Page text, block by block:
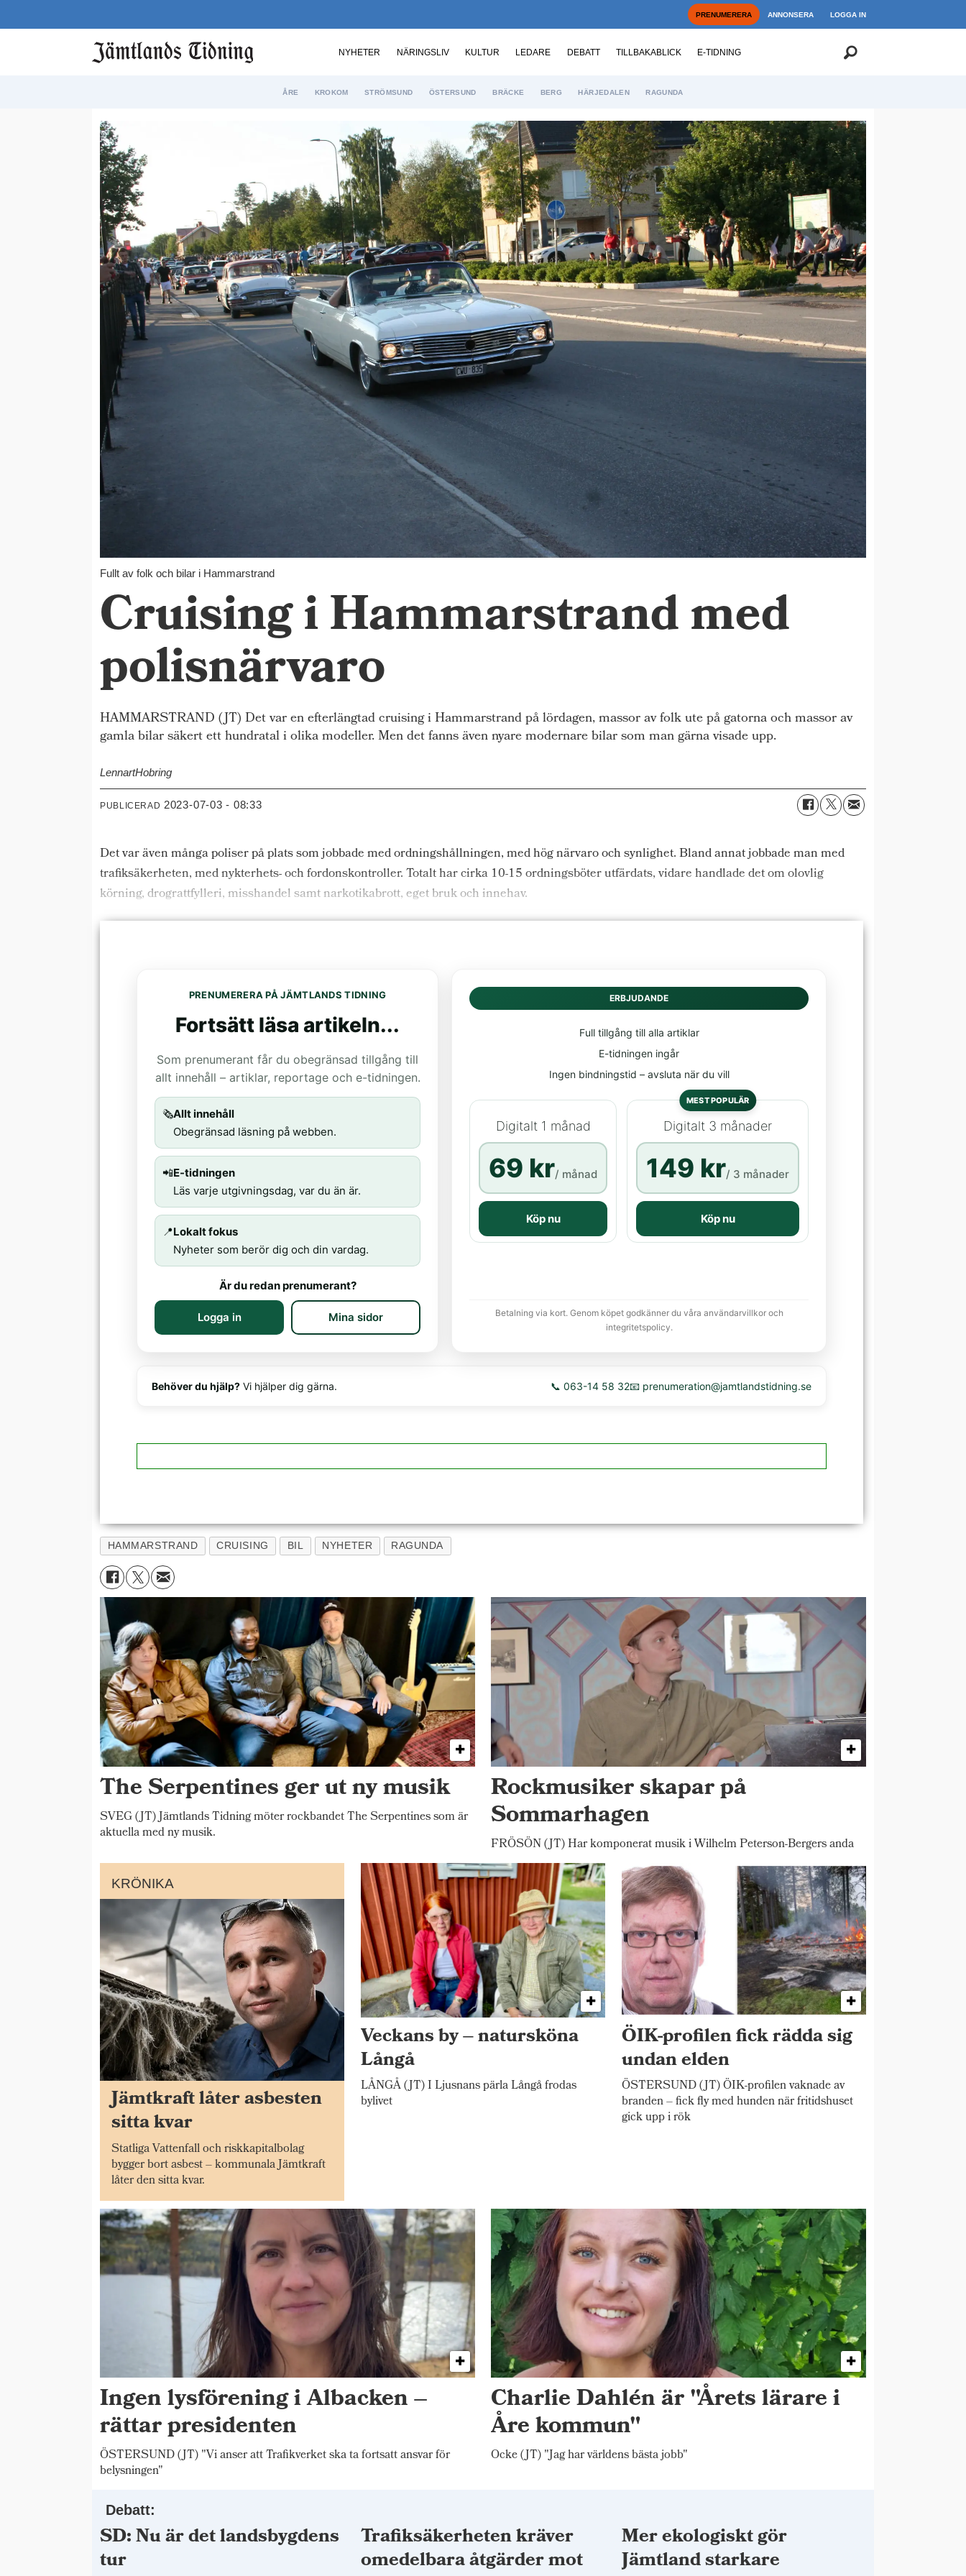
PRENUMERERA ANNONSERA LOGGA IN
NYHETER NÄRINGSLIV KULTUR LEDARE DEBATT TILLBAKABLICK E-TIDNING
ÅRE KROKOM STRÖMSUND ÖSTERSUND BRÄCKE BERG HÄRJEDALEN RAGUNDA
Fullt av folk och bilar i Hammarstrand
Cruising i Hammarstrand med
polisnärvaro
HAMMARSTRAND (JT) Det var en efterlängtad cruising i Hammarstrand på lördagen, massor av folk ute på gatorna och massor av
gamla bilar säkert ett hundratal i olika modeller. Men det fanns även nyare modernare bilar som man gärna visade upp.
LennartHobring
PUBLICERAD 2023-07-03 - 08:33
Det var även många poliser på plats som jobbade med ordningshållningen, med hög närvaro och synlighet. Bland annat jobbade man med
trafiksäkerheten, med nykterhets- och fordonskontroller. Totalt har cirka 10-15 ordningsböter utfärdats, vidare handlade det om olovlig
körning, drograttfylleri, misshandel samt narkotikabrott, eget bruk och innehav.
PRENUMERERA PÅ JÄMTLANDS TIDNING
Fortsätt läsa artikeln...
Som prenumerant får du obegränsad tillgång till
allt innehåll – artiklar, reportage och e-tidningen.
🗞️Allt innehåll
Obegränsad läsning på webben.
📲E-tidningen
Läs varje utgivningsdag, var du än är.
📍Lokalt fokus
Nyheter som berör dig och din vardag.
Är du redan prenumerant?
Logga in Mina sidor
ERBJUDANDE
Full tillgång till alla artiklar
E-tidningen ingår
Ingen bindningstid – avsluta när du vill
Digitalt 1 månad
69 kr/ månad
Köp nu
MEST POPULÄR
Digitalt 3 månader
149 kr/ 3 månader
Köp nu
Betalning via kort. Genom köpet godkänner du våra användarvillkor och
integritetspolicy.
Behöver du hjälp? Vi hjälper dig gärna. 📞 063-14 58 32📧 prenumeration@jamtlandstidning.se
HAMMARSTRAND CRUISING BIL NYHETER RAGUNDA
The Serpentines ger ut ny musik
SVEG (JT) Jämtlands Tidning möter rockbandet The Serpentines som är
aktuella med ny musik.
Rockmusiker skapar på
Sommarhagen
FRÖSÖN (JT) Har komponerat musik i Wilhelm Peterson-Bergers anda
KRÖNIKA
Jämtkraft låter asbesten
sitta kvar
Statliga Vattenfall och riskkapitalbolag
bygger bort asbest – kommunala Jämtkraft
låter den sitta kvar.
Veckans by – natursköna
Långå
LÅNGÅ (JT) I Ljusnans pärla Långå frodas
bylivet
ÖIK-profilen fick rädda sig
undan elden
ÖSTERSUND (JT) ÖIK-profilen vaknade av
branden – fick fly med hunden när fritidshuset
gick upp i rök
Ingen lysförening i Albacken –
rättar presidenten
ÖSTERSUND (JT) "Vi anser att Trafikverket ska ta fortsatt ansvar för
belysningen"
Charlie Dahlén är "Årets lärare i
Åre kommun"
Ocke (JT) "Jag har världens bästa jobb"
Debatt:
SD: Nu är det landsbygdens
tur
Trafiksäkerheten kräver
omedelbara åtgärder mot
Mer ekologiskt gör
Jämtland starkare